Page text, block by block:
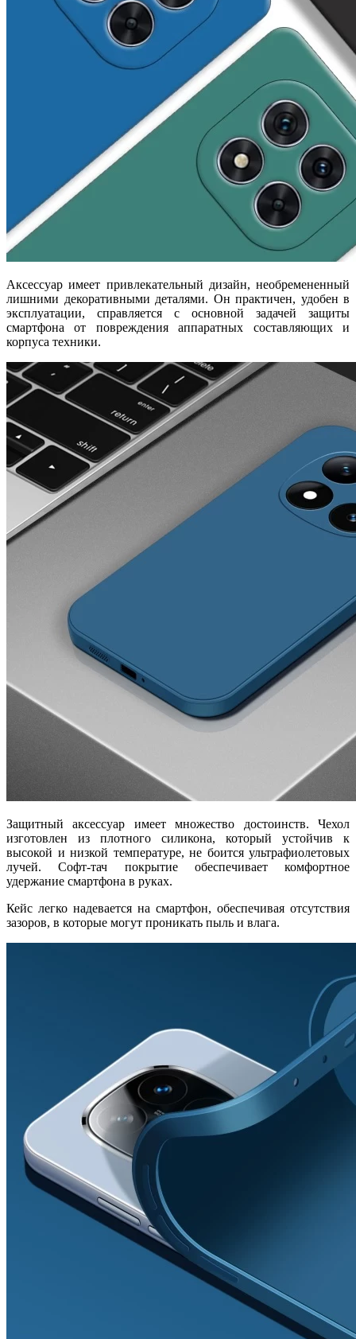
Аксессуар имеет привлекательный дизайн, необремененный
лишними декоративными деталями. Он практичен, удобен в
эксплуатации, справляется с основной задачей защиты
смартфона от повреждения аппаратных составляющих и
корпуса техники.
Защитный аксессуар имеет множество достоинств. Чехол
изготовлен из плотного силикона, который устойчив к
высокой и низкой температуре, не боится ультрафиолетовых
лучей. Софт-тач покрытие обеспечивает комфортное
удержание смартфона в руках.
Кейс легко надевается на смартфон, обеспечивая отсутствия
зазоров, в которые могут проникать пыль и влага.